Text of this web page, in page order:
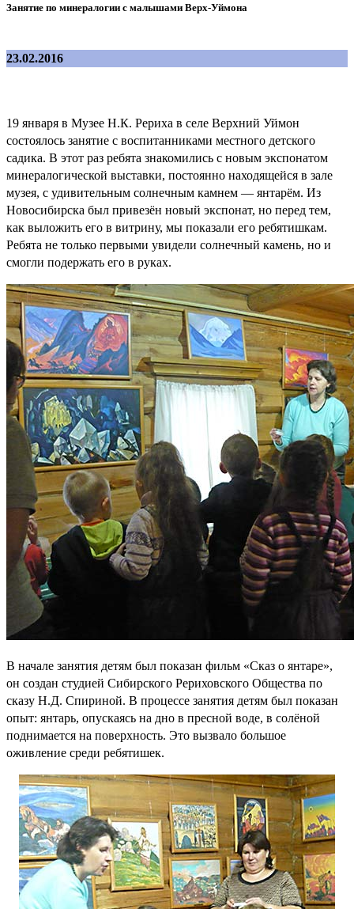
Занятие по минералогии с малышами Верх-Уймона
23.02.2016
19 января в Музее Н.К. Рериха в селе Верхний Уймон
состоялось занятие с воспитанниками местного детского
садика. В этот раз ребята знакомились с новым экспонатом
минералогической выставки, постоянно находящейся в зале
музея, с удивительным солнечным камнем — янтарём. Из
Новосибирска был привезён новый экспонат, но перед тем,
как выложить его в витрину, мы показали его ребятишкам.
Ребята не только первыми увидели солнечный камень, но и
смогли подержать его в руках.
В начале занятия детям был показан фильм «Сказ о янтаре»,
он создан студией Сибирского Рериховского Общества по
сказу Н.Д. Спириной. В процессе занятия детям был показан
опыт: янтарь, опускаясь на дно в пресной воде, в солёной
поднимается на поверхность. Это вызвало большое
оживление среди ребятишек.